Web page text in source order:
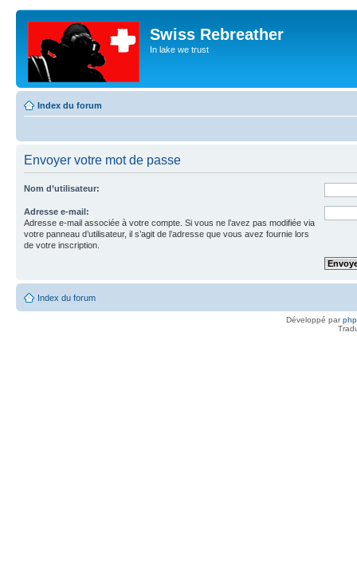
Swiss Rebreather
In lake we trust
Index du forum
Envoyer votre mot de passe
Nom d’utilisateur:
Adresse e-mail:
Adresse e-mail associée à votre compte. Si vous ne l’avez pas modifiée via
votre panneau d’utilisateur, il s’agit de l’adresse que vous avez fournie lors
de votre inscription.
Index du forum
Développé par